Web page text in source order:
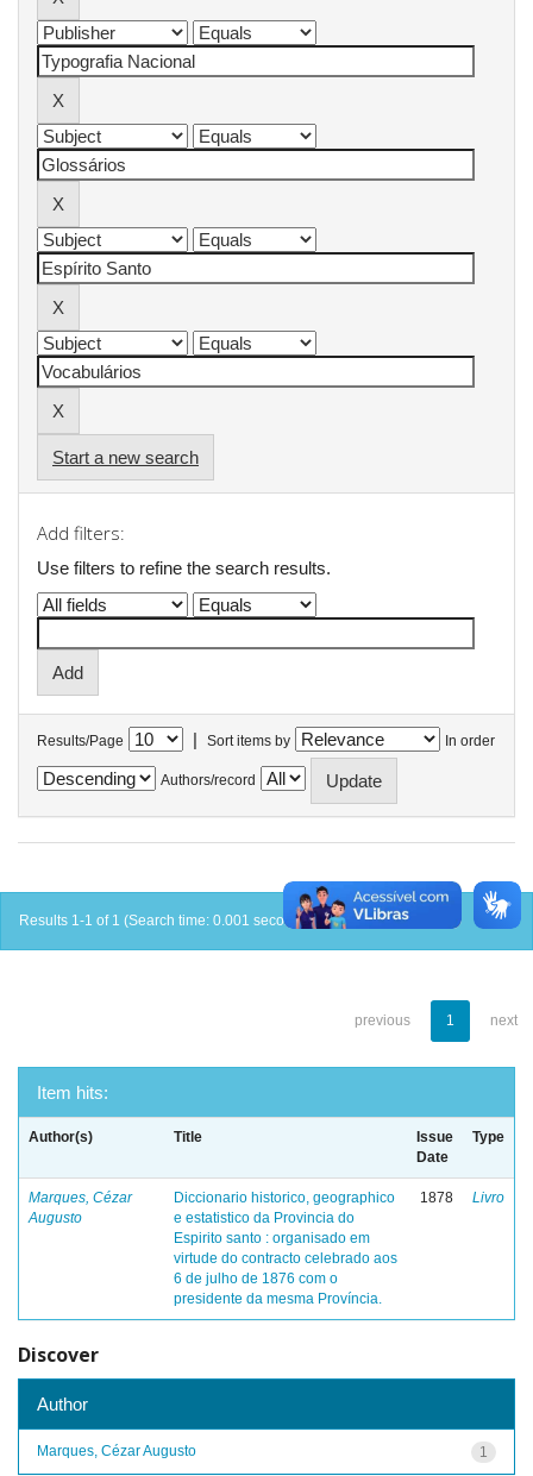
Start a new search
Add filters:
Use filters to refine the search results.
Results/Page | Sort items by In order
Authors/record
Results 1-1 of 1 (Search time: 0.001 seconds).
previous 1 next
Item hits:
Author(s) Title
Issue
Date
Type
Marques, Cézar
Augusto
Diccionario historico, geographico
e estatistico da Provincia do
Espirito santo : organisado em
virtude do contracto celebrado aos
6 de julho de 1876 com o
presidente da mesma Província.
1878 Livro
Discover
Author
1
Marques, Cézar Augusto